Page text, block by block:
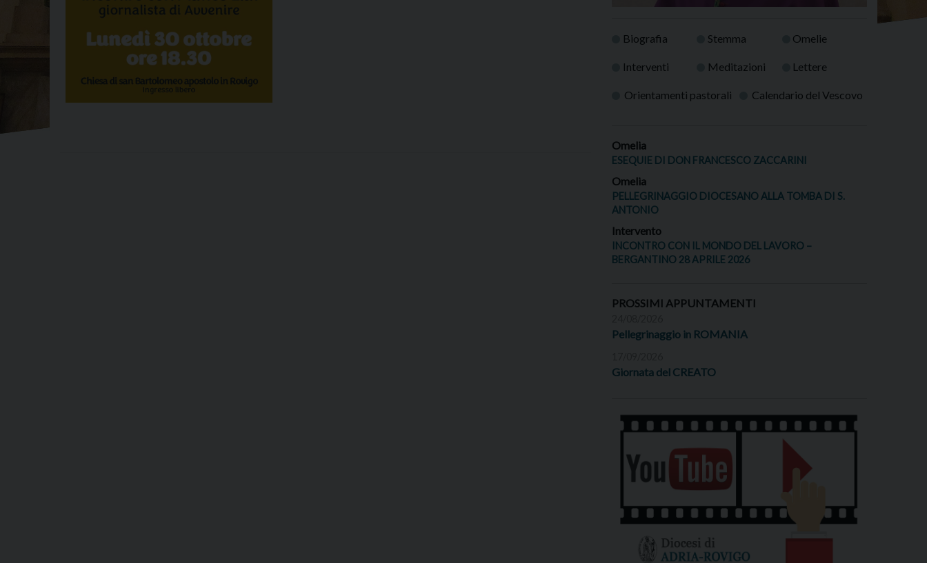
Biografia Stemma Omelie
Interventi Meditazioni Lettere
Orientamenti pastorali Calendario del Vescovo
Omelia
ESEQUIE DI DON FRANCESCO ZACCARINI
Omelia
PELLEGRINAGGIO DIOCESANO ALLA TOMBA DI S.
ANTONIO
Intervento
INCONTRO CON IL MONDO DEL LAVORO –
BERGANTINO 28 APRILE 2026
PROSSIMI APPUNTAMENTI
Pellegrinaggio in ROMANIA
Giornata del CREATO